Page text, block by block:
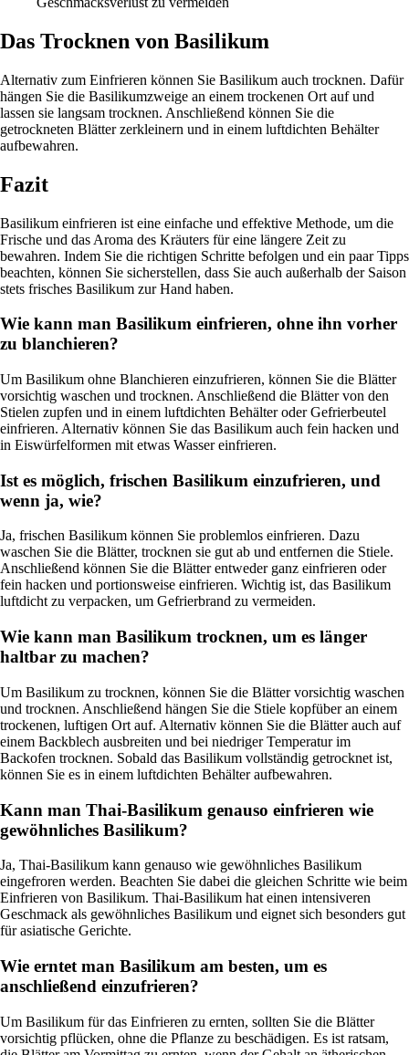
Das Trocknen von Basilikum
Alternativ zum Einfrieren können Sie Basilikum auch trocknen. Dafür
hängen Sie die Basilikumzweige an einem trockenen Ort auf und
lassen sie langsam trocknen. Anschließend können Sie die
getrockneten Blätter zerkleinern und in einem luftdichten Behälter
aufbewahren.
Fazit
Basilikum einfrieren ist eine einfache und effektive Methode, um die
Frische und das Aroma des Kräuters für eine längere Zeit zu
bewahren. Indem Sie die richtigen Schritte befolgen und ein paar Tipps
beachten, können Sie sicherstellen, dass Sie auch außerhalb der Saison
stets frisches Basilikum zur Hand haben.
Wie kann man Basilikum einfrieren, ohne ihn vorher
zu blanchieren?
Um Basilikum ohne Blanchieren einzufrieren, können Sie die Blätter
vorsichtig waschen und trocknen. Anschließend die Blätter von den
Stielen zupfen und in einem luftdichten Behälter oder Gefrierbeutel
einfrieren. Alternativ können Sie das Basilikum auch fein hacken und
in Eiswürfelformen mit etwas Wasser einfrieren.
Ist es möglich, frischen Basilikum einzufrieren, und
wenn ja, wie?
Ja, frischen Basilikum können Sie problemlos einfrieren. Dazu
waschen Sie die Blätter, trocknen sie gut ab und entfernen die Stiele.
Anschließend können Sie die Blätter entweder ganz einfrieren oder
fein hacken und portionsweise einfrieren. Wichtig ist, das Basilikum
luftdicht zu verpacken, um Gefrierbrand zu vermeiden.
Wie kann man Basilikum trocknen, um es länger
haltbar zu machen?
Um Basilikum zu trocknen, können Sie die Blätter vorsichtig waschen
und trocknen. Anschließend hängen Sie die Stiele kopfüber an einem
trockenen, luftigen Ort auf. Alternativ können Sie die Blätter auch auf
einem Backblech ausbreiten und bei niedriger Temperatur im
Backofen trocknen. Sobald das Basilikum vollständig getrocknet ist,
können Sie es in einem luftdichten Behälter aufbewahren.
Kann man Thai-Basilikum genauso einfrieren wie
gewöhnliches Basilikum?
Ja, Thai-Basilikum kann genauso wie gewöhnliches Basilikum
eingefroren werden. Beachten Sie dabei die gleichen Schritte wie beim
Einfrieren von Basilikum. Thai-Basilikum hat einen intensiveren
Geschmack als gewöhnliches Basilikum und eignet sich besonders gut
für asiatische Gerichte.
Wie erntet man Basilikum am besten, um es
anschließend einzufrieren?
Um Basilikum für das Einfrieren zu ernten, sollten Sie die Blätter
vorsichtig pflücken, ohne die Pflanze zu beschädigen. Es ist ratsam,